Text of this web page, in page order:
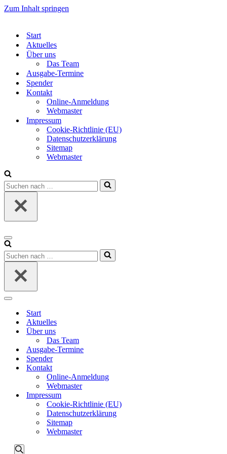
Zum Inhalt springen
Start
Aktuelles
Über uns
Das Team
Ausgabe-Termine
Spender
Kontakt
Online-Anmeldung
Webmaster
Impressum
Cookie-Richtlinie (EU)
Datenschutzerklärung
Sitemap
Webmaster
Suchen
nach …
Navigationsmenü
Suchen
nach …
Navigationsmenü
Start
Aktuelles
Über uns
Das Team
Ausgabe-Termine
Spender
Kontakt
Online-Anmeldung
Webmaster
Impressum
Cookie-Richtlinie (EU)
Datenschutzerklärung
Sitemap
Webmaster
Veranstaltungen
Veranstaltungen